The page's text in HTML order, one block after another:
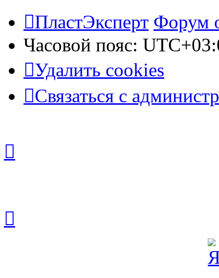
ПластЭксперт Форум
Часовой пояс:
Удалить cookies
Связаться с